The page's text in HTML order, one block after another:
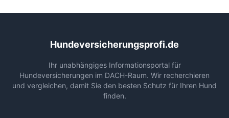
Hundeversicherungsprofi.de
Ihr unabhängiges Informationsportal für
Hundeversicherungen im DACH-Raum. Wir recherchieren
und vergleichen, damit Sie den besten Schutz für Ihren Hund
finden.